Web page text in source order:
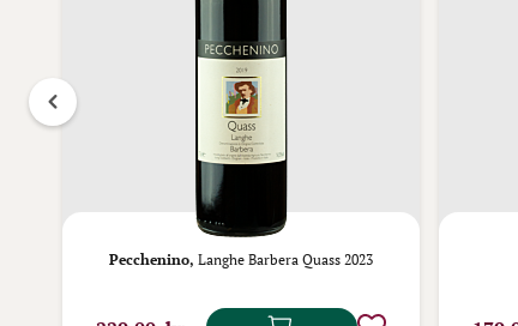
Pecchenino, Langhe Barbera Quass 2023